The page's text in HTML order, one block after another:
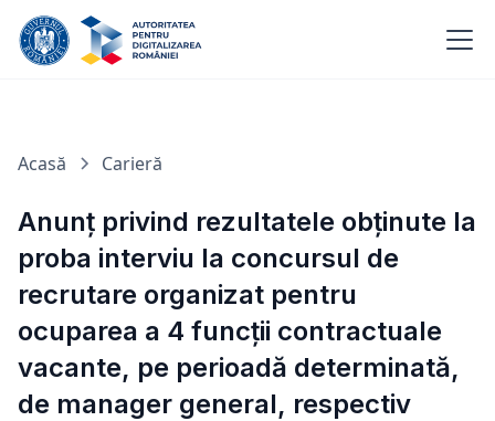
Acasă Carieră
Anunț privind rezultatele obținute la
proba interviu la concursul de
recrutare organizat pentru
ocuparea a 4 funcții contractuale
vacante, pe perioadă determinată,
de manager general, respectiv